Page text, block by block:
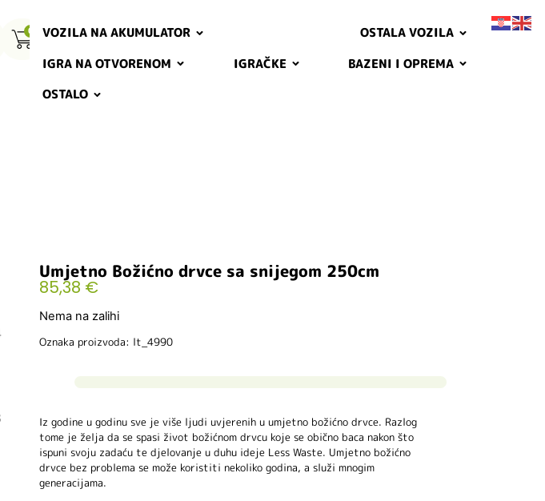
0 VOZILA NA AKUMULATOR
OSTALA VOZILA
IGRA NA OTVORENOM
IGRAČKE
BAZENI I OPREMA
OSTALO
Umjetno Božićno drvce sa snijegom 250cm
85,38 €
Nema na zalihi
Oznaka proizvoda: lt_4990
Iz godine u godinu sve je više ljudi uvjerenih u umjetno božićno drvce. Razlog
tome je želja da se spasi život božićnom drvcu koje se obično baca nakon što
ispuni svoju zadaću te djelovanje u duhu ideje Less Waste. Umjetno božićno
drvce bez problema se može koristiti nekoliko godina, a služi mnogim
generacijama.